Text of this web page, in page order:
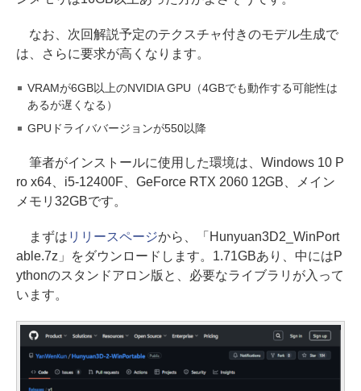
なお、次回解説予定のテクスチャ付きのモデル生成で
は、さらに要求が高くなります。
VRAMが6GB以上のNVIDIA GPU（4GBでも動作する可能性は
あるが遅くなる）
GPUドライババージョンが550以降
筆者がインストールに使用した環境は、Windows 10 P
ro x64、i5-12400F、GeForce RTX 2060 12GB、メイン
メモリ32GBです。
まずは リリースページから、「Hunyuan3D2_WinPort
able.7z」をダウンロードします。1.71GBあり、中にはP
ythonのスタンドアロン版と、必要なライブラリが入って
います。